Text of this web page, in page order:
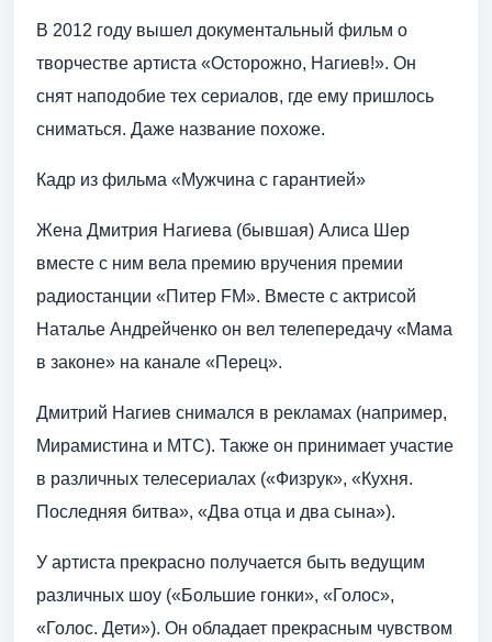
В 2012 году вышел документальный фильм о
творчестве артиста «Осторожно, Нагиев!». Он
снят наподобие тех сериалов, где ему пришлось
сниматься. Даже название похоже.
Кадр из фильма «Мужчина с гарантией»
Жена Дмитрия Нагиева (бывшая) Алиса Шер
вместе с ним вела премию вручения премии
радиостанции «Питер FM». Вместе с актрисой
Наталье Андрейченко он вел телепередачу «Мама
в законе» на канале «Перец».
Дмитрий Нагиев снимался в рекламах (например,
Мирамистина и МТС). Также он принимает участие
в различных телесериалах («Физрук», «Кухня.
Последняя битва», «Два отца и два сына»).
У артиста прекрасно получается быть ведущим
различных шоу («Большие гонки», «Голос»,
«Голос. Дети»). Он обладает прекрасным чувством